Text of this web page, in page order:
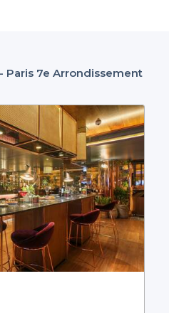
Paris 7e Arrondissement